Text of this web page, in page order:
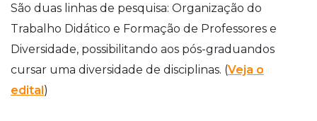
São duas linhas de pesquisa: Organização do
Trabalho Didático e Formação de Professores e
Diversidade, possibilitando aos pós-graduandos
cursar uma diversidade de disciplinas. (Veja o
edital)